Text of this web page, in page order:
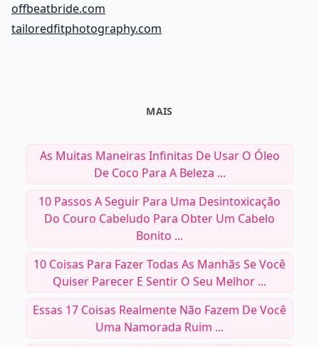
offbeatbride.com
tailoredfitphotography.com
MAIS
As Muitas Maneiras Infinitas De Usar O Óleo
De Coco Para A Beleza ...
10 Passos A Seguir Para Uma Desintoxicação
Do Couro Cabeludo Para Obter Um Cabelo
Bonito ...
10 Coisas Para Fazer Todas As Manhãs Se Você
Quiser Parecer E Sentir O Seu Melhor ...
Essas 17 Coisas Realmente Não Fazem De Você
Uma Namorada Ruim ...